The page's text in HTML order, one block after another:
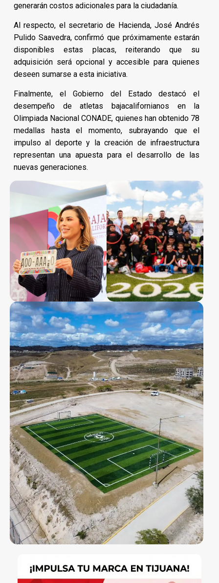
generarán costos adicionales para la ciudadanía.
Al respecto, el secretario de Hacienda, José Andrés
Pulido Saavedra, confirmó que próximamente estarán
disponibles estas placas, reiterando que su
adquisición será opcional y accesible para quienes
deseen sumarse a esta iniciativa.
Finalmente, el Gobierno del Estado destacó el
desempeño de atletas bajacalifornianos en la
Olimpiada Nacional CONADE, quienes han obtenido 78
medallas hasta el momento, subrayando que el
impulso al deporte y la creación de infraestructura
representan una apuesta para el desarrollo de las
nuevas generaciones.